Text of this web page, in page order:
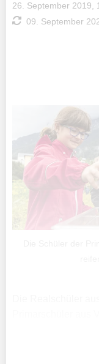
26. September 2019,
09. September